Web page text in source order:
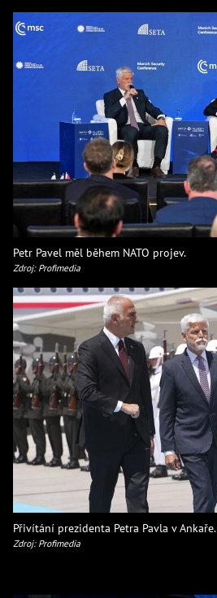
Petr Pavel měl během NATO projev.
Zdroj: Profimedia
Přivítání prezidenta Petra Pavla v Ankaře.
Zdroj: Profimedia